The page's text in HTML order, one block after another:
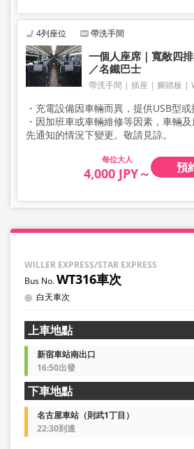
4列座位 帶洗手間
一個人座席｜寬敞四排
／名鐵巴士
帶洗手間 插座 腳踏板
・充電設備因車輛而異，提供USB型或
・因加班車或車輛維修等因素，車輛
先通知的情況下變更。敬請見諒。
大人
4,000 JPY～ 預
WILLER EXPRESS/STAR EXPRESS
WT316車次
白天車次
上車地點
新宿車站南出口
16:50出發
下車地點
名古屋車站（則武1丁目）
22:30到達